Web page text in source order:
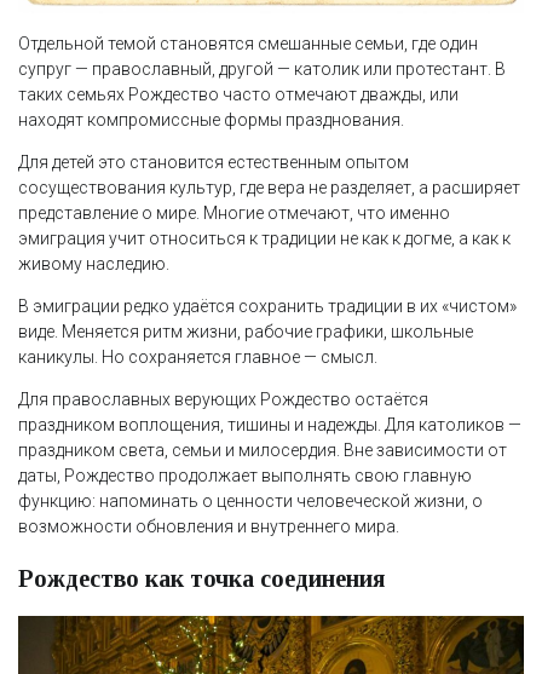
Отдельной темой становятся смешанные семьи, где один
супруг — православный, другой — католик или протестант. В
таких семьях Рождество часто отмечают дважды, или
находят компромиссные формы празднования.
Для детей это становится естественным опытом
сосуществования культур, где вера не разделяет, а расширяет
представление о мире. Многие отмечают, что именно
эмиграция учит относиться к традиции не как к догме, а как к
живому наследию.
В эмиграции редко удаётся сохранить традиции в их «чистом»
виде. Меняется ритм жизни, рабочие графики, школьные
каникулы. Но сохраняется главное — смысл.
Для православных верующих Рождество остаётся
праздником воплощения, тишины и надежды. Для католиков —
праздником света, семьи и милосердия. Вне зависимости от
даты, Рождество продолжает выполнять свою главную
функцию: напоминать о ценности человеческой жизни, о
возможности обновления и внутреннего мира.
Рождество как точка соединения